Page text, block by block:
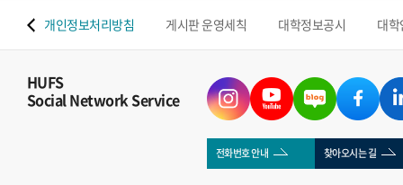
개인정보처리방침 게시판 운영세칙 대학정보공시 대
HUFS
Social Network Service
전화번호 안내 찾아오시는 길